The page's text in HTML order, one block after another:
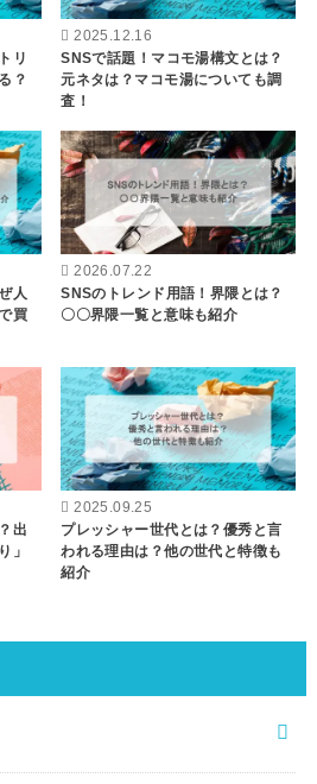
リ
？
2025.12.16
SNSで話題！マコモ湯構文とは？
元ネタは？マコモ湯についても調
査！
人
買
2026.07.22
SNSのトレンド用語！界隈とは？
〇〇界隈一覧と意味も紹介
出
」
2025.09.25
プレッシャー世代とは？優秀と言
われる理由は？他の世代と特徴も
紹介